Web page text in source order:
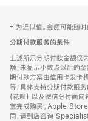
页
页
脚
注
‡ 为近似值。金额可能随时
分期付款服务的条件
上述所示分期付款金额
额，未显示小数点以后的
期付款方案由信用卡发卡
等，具体支持分期付款服
(花呗) 以及微信分付面向
宝完成购买。Apple
同，请到店咨询